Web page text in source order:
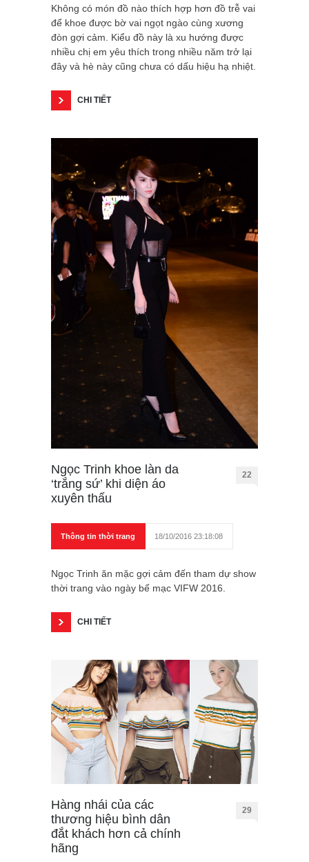
Không có món đồ nào thích hợp hơn đồ trễ vai
để khoe được bờ vai ngọt ngào cùng xương
đòn gợi cảm. Kiểu đồ này là xu hướng được
nhiều chị em yêu thích trong nhiều năm trở lại
đây và hè này cũng chưa có dấu hiệu hạ nhiệt.
CHI TIẾT
Ngọc Trinh khoe làn da
‘trắng sứ’ khi diện áo
xuyên thấu
22
Thông tin thời trang 18/10/2016 23:18:08
Ngọc Trinh ăn mặc gợi cảm đến tham dự show
thời trang vào ngày bế mạc VIFW 2016.
CHI TIẾT
Hàng nhái của các
thương hiệu bình dân
đắt khách hơn cả chính
hãng
29